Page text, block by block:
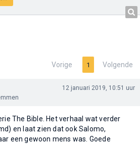
Vorige 1 Volgende
12 januari 2019, 10:51 uur
The Bible. Het verhaal wat verder
en laat zien dat ook Salomo,
een gewoon mens was. Goede